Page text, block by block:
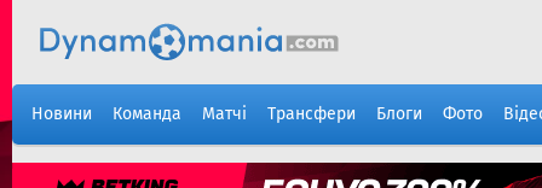
Новини Команда Матчі Трансфери Блоги Фото